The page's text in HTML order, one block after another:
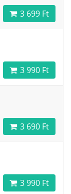
3 699 Ft
3 990 Ft
3 690 Ft
3 990 Ft